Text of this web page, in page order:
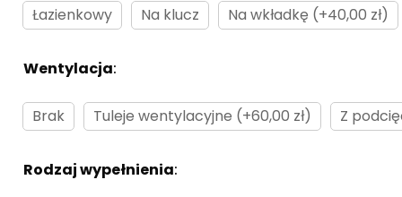
Łazienkowy Na klucz Na wkładkę (+40,00 zł)
Wentylacja:
Brak Tuleje wentylacyjne (+60,00 zł) Z
Rodzaj wypełnienia: